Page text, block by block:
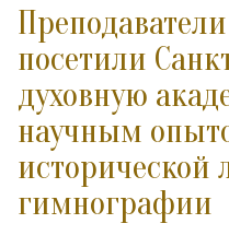
посетили
духовную
научным
исторической
гимнографии